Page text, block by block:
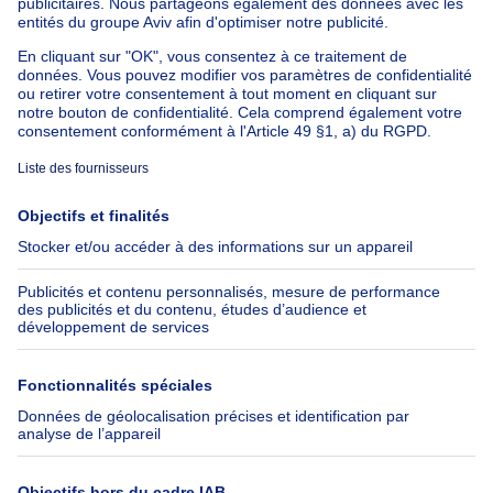
Maison à vendre France
Maison à vendre Espagne
Maison à vendre Italie
Maison à vendre Luxembourg
Maison à vendre Pays-bas
À propos
Immoweb
Presse
Emplois
Groupe Axel Springer
SeLoger.com
Immowelt.de
Outils
Belfius
Assurances
Check-list déménagement
Aide
FAQ
Suivez-nous